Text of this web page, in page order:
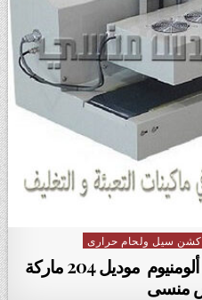
سيل ولحام حرارى
ماكينات غلق اغطية بطبات ألومنيوم ‏ موديل 204 ماركة
منسى